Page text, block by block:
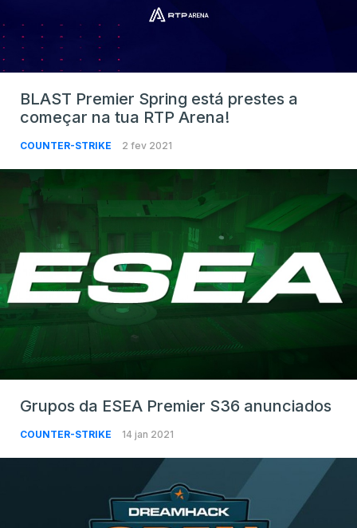
BLAST Premier Spring está prestes a
começar na tua RTP Arena!
COUNTER-STRIKE 2 fev 2021
Grupos da ESEA Premier S36 anunciados
COUNTER-STRIKE 14 jan 2021